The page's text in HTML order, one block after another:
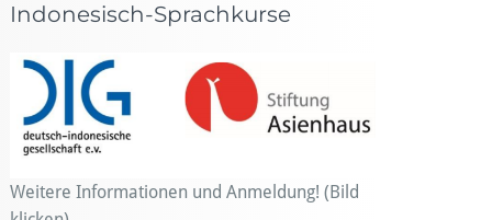
Indonesisch-Sprachkurse
Weitere Informationen und Anmeldung! (Bild